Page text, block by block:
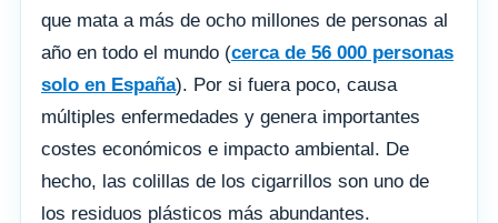
que mata a más de ocho millones de personas al
año en todo el mundo (cerca de 56 000 personas
solo en España). Por si fuera poco, causa
múltiples enfermedades y genera importantes
costes económicos e impacto ambiental. De
hecho, las colillas de los cigarrillos son uno de
los residuos plásticos más abundantes.